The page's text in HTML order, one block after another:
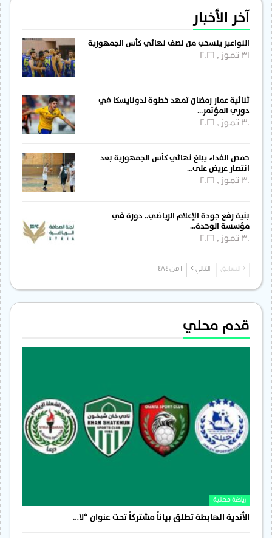
آخر الأخبار
النواعير ينسحب من نصف نهائي كأس الجمهورية
31 تموز , 2026
ثنائية عمار رمضان تمهد خطوة لدونايسكا في
دوري المؤتمر…
30 تموز , 2026
حمص الفداء يبلغ نهائي كأس الجمهورية بعد
انتصار عريض على…
30 تموز , 2026
بنية رفع جودة الإعلام الرياضي.. دورة في
مؤسسة الوحدة…
30 تموز , 2026
السابق التالي
قدم محلي
رياضة محلية
الأندية الهابطة تطلق بياناً مشتركاً تحت عنوان “لا…